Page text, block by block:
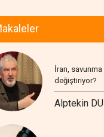
İran,
değiştiriyor?
Alptekin